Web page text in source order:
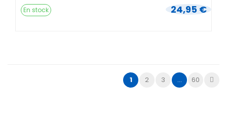
24,95 €
En stock
1 2 3 ... 60